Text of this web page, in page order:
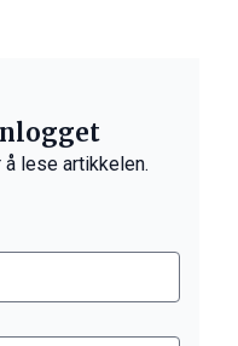
lese artikkelen.